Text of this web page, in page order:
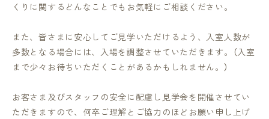
くりに関するどんなことでもお気軽にご相談ください。
また、皆さまに安心してご見学いただけるよう、入室人数が
多数となる場合には、入場を調整させていただきます。（入室
まで少々お待ちいただくことがあるかもしれません。）
お客さま及びスタッフの安全に配慮し見学会を開催させてい
ただきますので、何卒ご理解とご協力のほどお願い申し上げ